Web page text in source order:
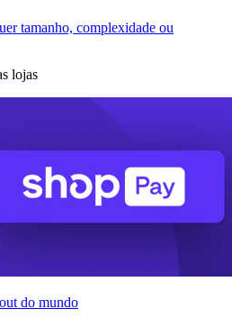
tamanho, complexidade ou
lojas
do mundo